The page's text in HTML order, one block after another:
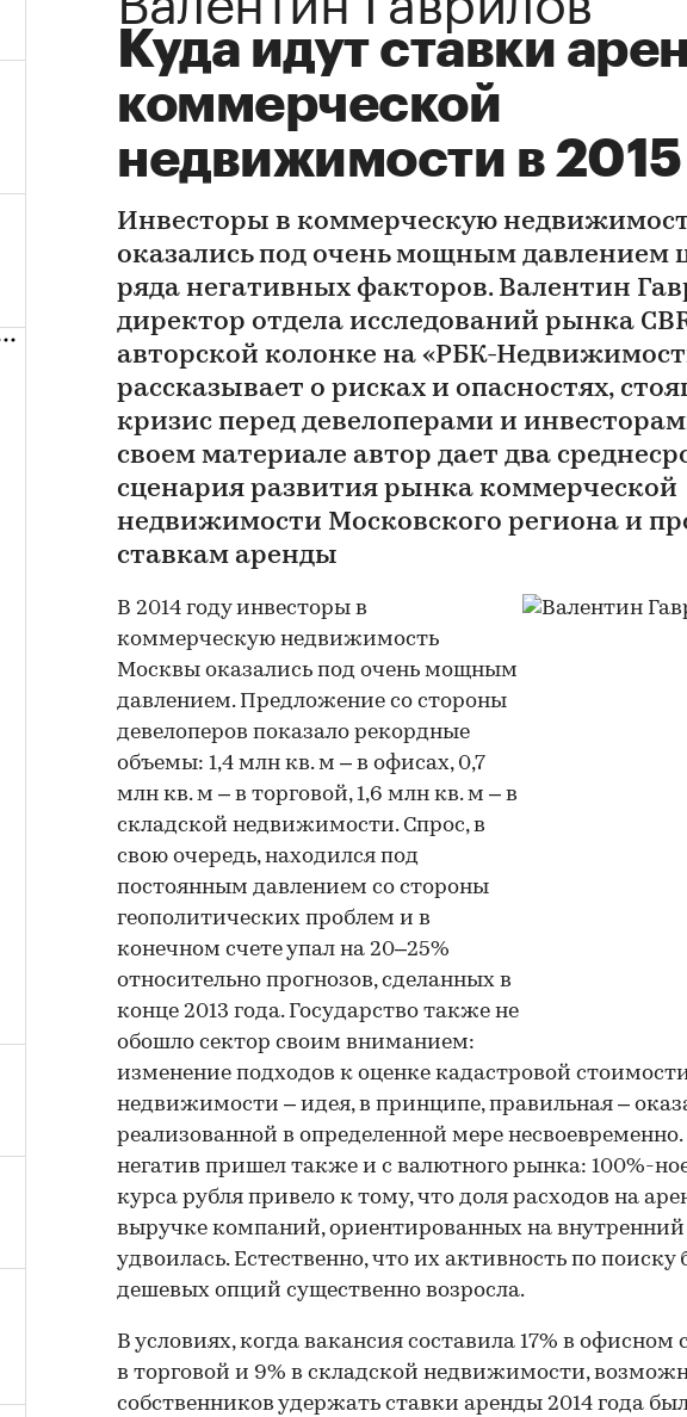
Куда идут ставки
коммерческой
недвижимости в 2015
Инвесторы в коммерческую
оказались под очень мощным давлением
ряда негативных факторов. Валентин
директор отдела исследований рынка
авторской колонке на «РБК-
рассказывает о рисках и опасностях,
кризис перед девелоперами и
своем материале автор дает два
сценария развития рынка коммерческой
недвижимости Московского региона и
ставкам аренды
В 2014 году инвесторы в
коммерческую недвижимость
Москвы оказались под очень мощным
давлением. Предложение со стороны
девелоперов показало рекордные
объемы: 1,4 млн кв. м – в офисах, 0,7
млн кв. м – в торговой, 1,6 млн кв. м – в
складской недвижимости. Спрос, в
свою очередь, находился под
постоянным давлением со стороны
геополитических проблем и в
конечном счете упал на 20–25%
относительно прогнозов, сделанных в
конце 2013 года. Государство также не
обошло сектор своим вниманием:
изменение подходов к оценке кадастровой
недвижимости – идея, в принципе, правильная –
реализованной в определенной мере
негатив пришел также и с валютного рынка: 100%-
курса рубля привело к тому, что доля расходов на
выручке компаний, ориентированных на
удвоилась. Естественно, что их активность по поиску
дешевых опций существенно возросла.
В условиях, когда вакансия составила 17% в офисном
в торговой и 9% в складской недвижимости,
собственников удержать ставки аренды 2014 года